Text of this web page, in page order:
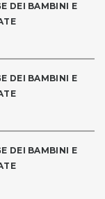
DEI BAMBINI E
DEI BAMBINI E
DEI BAMBINI E